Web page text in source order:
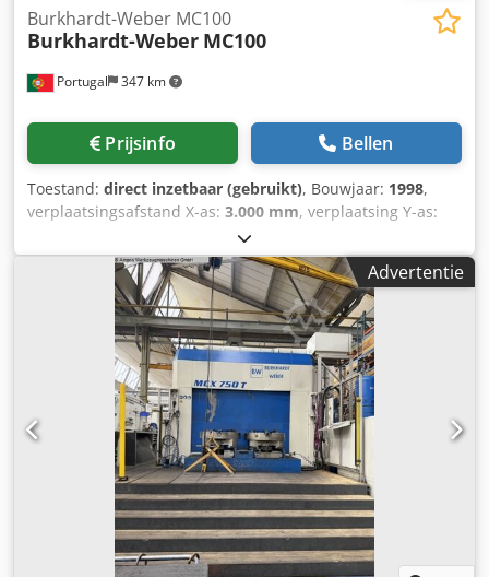
Portugal 347 km
Burkhardt-Weber MC100
Burkhardt-Weber MC100
Prijsinfo Bellen
Toestand: direct inzetbaar (gebruikt), Bouwjaar: 1998,
verplaatsingsafstand X-as: 3.000 mm, verplaatsing Y-as:
, verplaatsingsafstand Z-as:
tafelbelasting:20.000 kg, spilsnelheid (max.):3.500 rpm,
aantal assen: 3, Deze 4-assige Burkhardt-Weber MC100 is
in 1998 geproduceerd. De machine heeft een werkbereik
met een X-asverplaatsing van 3.000 mm, een Y-
asverplaatsing van 2.500 mm en een Z-asverplaatsing van
1.500 mm. De machine heeft een maximaal
tafelbelastingsvermogen van 20.000 kg en een
spiltoerental van 3.500 tpm. Als u op zoek bent naar
hoogwaardige freesmogelijkheden, overweeg dan het
horizontale bewerkingscentrum Burkhardt-Weber MC100
dat wij te koop aanbieden. Neem contact met ons op voor
meer informatie. • B-as (NC-draaitafel): 360° traploos •
Standaard gereedschapsopstelling: configuratie met hoog
koppel voor grootschalig frezen • Aanvullende
Advertentie